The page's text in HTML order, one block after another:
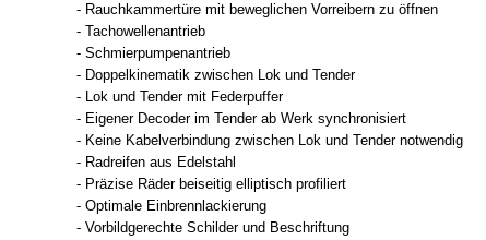
- Rauchkammertüre mit beweglichen Vorreibern zu öffnen
- Tachowellenantrieb
- Schmierpumpenantrieb
- Doppelkinematik zwischen Lok und Tender
- Lok und Tender mit Federpuffer
- Eigener Decoder im Tender ab Werk synchronisiert
- Keine Kabelverbindung zwischen Lok und Tender notwendig
- Radreifen aus Edelstahl
- Präzise Räder beiseitig elliptisch profiliert
- Optimale Einbrennlackierung
- Vorbildgerechte Schilder und Beschriftung